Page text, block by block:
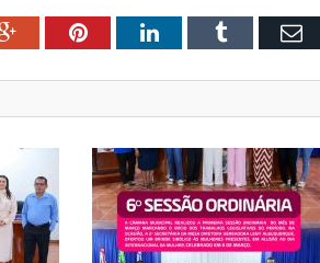
Google+PinterestLinkedInTumblr